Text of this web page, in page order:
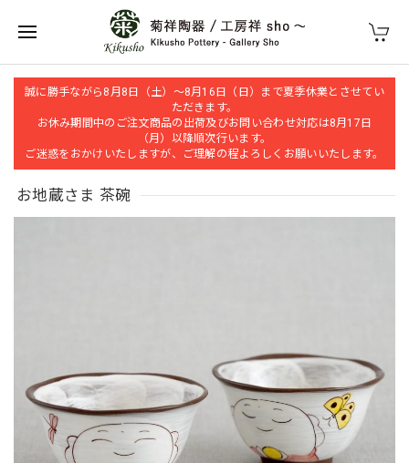
誠に勝手ながら8月8日（土）～8月16日（日）まで夏季休業とさせてい
ただきます。
お休み期間中のご注文商品の出荷及びお問い合わせ対応は8月17日
（月）以降順次行います。
ご迷惑をおかけいたしますが、ご理解の程よろしくお願いいたします。
お地蔵さま 茶碗